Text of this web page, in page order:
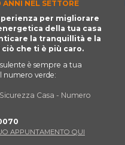
ANNI NEL SETTORE
per migliorare
della tua casa
la tranquillità e la
che ti è più caro.
è sempre a tua
numero verde:
APPUNTAMENTO QUI